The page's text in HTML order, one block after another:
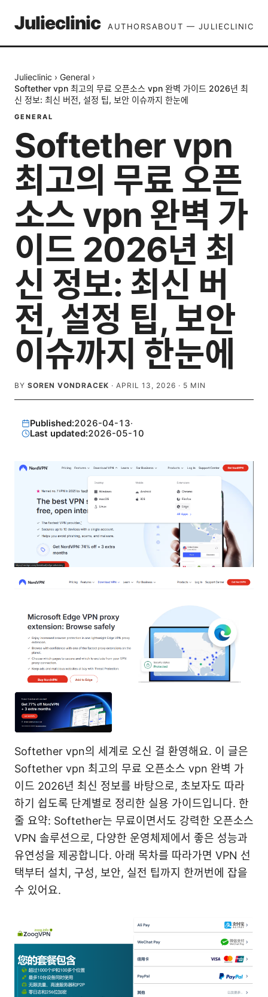
Julieclinic AUTHORSABOUT — JULIECLINIC
Julieclinic › General ›
Softether vpn 최고의 무료 오픈소스 vpn 완벽 가이드 2026년 최
신 정보: 최신 버전, 설정 팁, 보안 이슈까지 한눈에
GENERAL
Softether vpn
최고의 무료 오픈
소스 vpn 완벽 가
이드 2026년 최
신 정보: 최신 버
전, 설정 팁, 보안
이슈까지 한눈에
BY SOREN VONDRACEK · APRIL 13, 2026 · 5 MIN
Published:2026-04-13·
Last updated:2026-05-10
Softether vpn의 세계로 오신 걸 환영해요. 이 글은
Softether vpn 최고의 무료 오픈소스 vpn 완벽 가
이드 2026년 최신 정보를 바탕으로, 초보자도 따라
하기 쉽도록 단계별로 정리한 실용 가이드입니다. 한
줄 요약: Softether는 무료이면서도 강력한 오픈소스
VPN 솔루션으로, 다양한 운영체제에서 좋은 성능과
유연성을 제공합니다. 아래 목차를 따라가면 VPN 선
택부터 설치, 구성, 보안, 실전 팁까지 한꺼번에 잡을
수 있어요.